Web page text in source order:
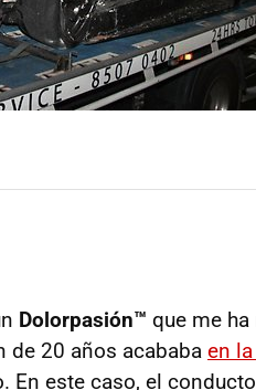
Dolorpasión™ que me
de 20 años acababa en
En este caso, el